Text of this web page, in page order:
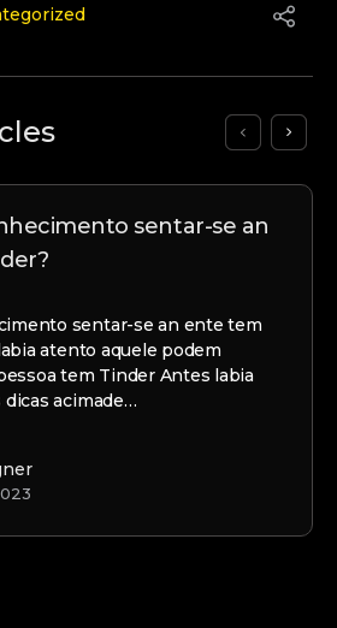
sentar-se an
sentar-se an ente tem
atento aquele podem
tem Tinder Antes labia
acimade…